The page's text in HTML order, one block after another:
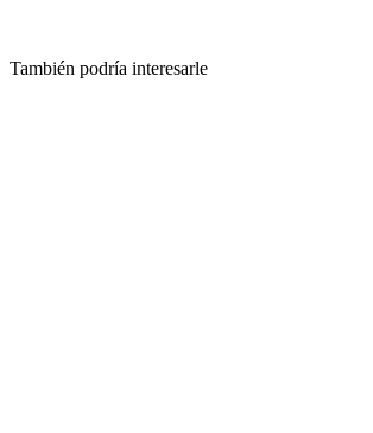
También podría interesarle